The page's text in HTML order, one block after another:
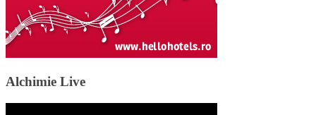
Alchimie Live